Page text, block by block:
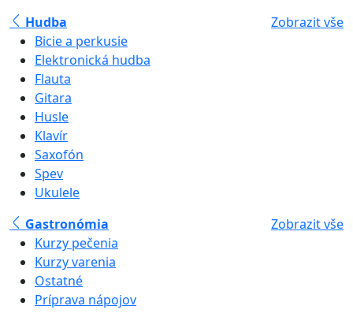
Hudba
Zobrazit vše
Bicie a perkusie
Elektronická hudba
Flauta
Gitara
Husle
Klavír
Saxofón
Spev
Ukulele
Gastronómia
Zobrazit vše
Kurzy pečenia
Kurzy varenia
Ostatné
Príprava nápojov